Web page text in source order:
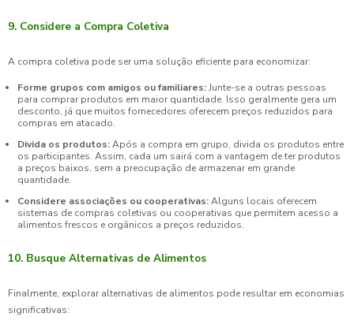
9. Considere a Compra Coletiva
A compra coletiva pode ser uma solução eficiente para economizar:
Forme grupos com amigos ou familiares:Junte-se a outras pessoas
para comprar produtos em maior quantidade. Isso geralmente gera um
desconto, já que muitos fornecedores oferecem preços reduzidos para
compras em atacado.
Divida os produtos:Após a compra em grupo, divida os produtos entre
os participantes. Assim, cada um sairá com a vantagem de ter produtos
a preços baixos, sem a preocupação de armazenar em grande
quantidade.
Considere associações ou cooperativas:Alguns locais oferecem
sistemas de compras coletivas ou cooperativas que permitem acesso a
alimentos frescos e orgânicos a preços reduzidos.
10. Busque Alternativas de Alimentos
Finalmente, explorar alternativas de alimentos pode resultar em economias
significativas: